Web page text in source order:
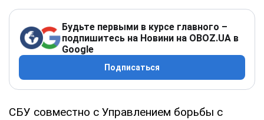
Будьте первыми в курсе главного –
подпишитесь на Новини на OBOZ.UA в
Google
Подписаться
СБУ совместно с Управлением борьбы с